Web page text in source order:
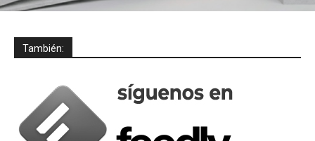
También: